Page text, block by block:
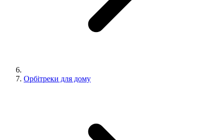
Орбітреки для дому